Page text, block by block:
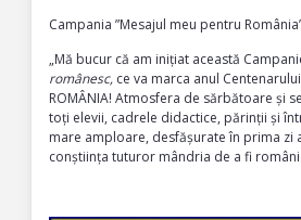
Campania ”Mesajul meu pentru
„Mă bucur că am inițiat această
românesc, ce va marca anul
ROMÂNIA! Atmosfera de sărbătoare și
toți elevii, cadrele didactice, părinții și
mare amploare, desfășurate în prima zi
conștiința tuturor mândria de a fi